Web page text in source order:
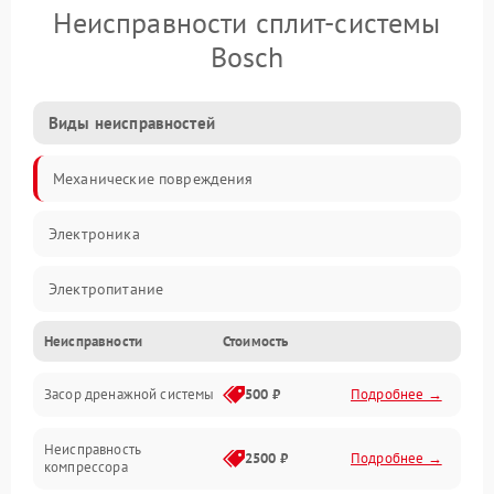
Неисправности сплит-системы
Bosch
Виды неисправностей
Механические повреждения
Электроника
Электропитание
Вентиляция
Холод
Обогрев
Неисправности Стоимость
Засор дренажной системы 500 ₽ Подробнее →
Неисправность
компрессора
2500 ₽ Подробнее →